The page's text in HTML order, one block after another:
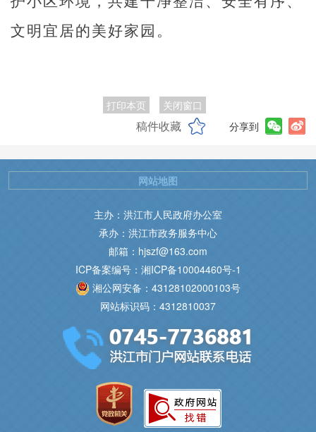
文明宜居的美好家园。
打印本页 关闭窗口
稿件收藏 分享到
主办：洪江市人民政府办公室
承办：洪江市政务服务中心
邮箱：hjszf@163.com
ICP备案编号：湘ICP备10004460号-1
湘公网安备：43128102000103号
网站标识码：4312810037
网站地图